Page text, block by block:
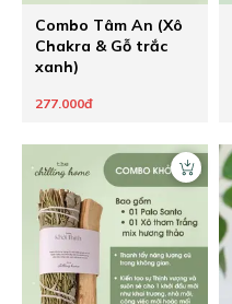
Combo Tâm An (Xô
Chakra & Gỗ trắc
xanh)
277.000đ